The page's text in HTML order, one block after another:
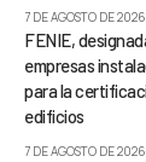
7 DE AGOSTO DE 2026
FENIE,
empresas
para la
edificios
7 DE AGOSTO DE 2026